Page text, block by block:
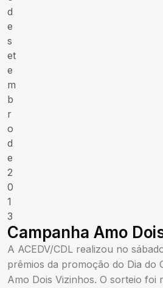
d
e
s
et
e
m
b
r
o
d
e
2
0
1
3
Campanha Amo
A ACEDV/CDL realizou no
prêmios da promoção do Dia do
Amo Dois Vizinhos. O sorteio foi